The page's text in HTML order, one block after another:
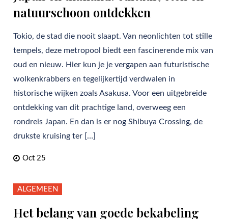
natuurschoon ontdekken
Tokio, de stad die nooit slaapt. Van neonlichten tot stille
tempels, deze metropool biedt een fascinerende mix van
oud en nieuw. Hier kun je je vergapen aan futuristische
wolkenkrabbers en tegelijkertijd verdwalen in
historische wijken zoals Asakusa. Voor een uitgebreide
ontdekking van dit prachtige land, overweeg een
rondreis Japan. En dan is er nog Shibuya Crossing, de
drukste kruising ter […]
Oct 25
ALGEMEEN
Het belang van goede bekabeling